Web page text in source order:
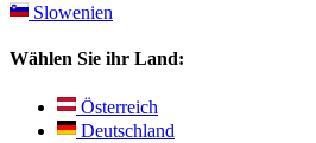
Slowenien
Wählen Sie ihr Land:
Österreich
Deutschland